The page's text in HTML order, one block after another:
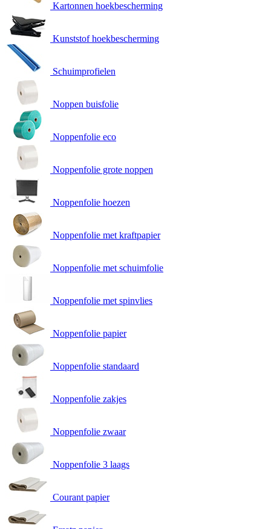
Kartonnen hoekbescherming
Kunststof hoekbescherming
Schuimprofielen
Noppen buisfolie
Noppenfolie eco
Noppenfolie grote noppen
Noppenfolie hoezen
Noppenfolie met kraftpapier
Noppenfolie met schuimfolie
Noppenfolie met spinvlies
Noppenfolie papier
Noppenfolie standaard
Noppenfolie zakjes
Noppenfolie zwaar
Noppenfolie 3 laags
Courant papier